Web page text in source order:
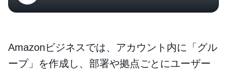
Amazonビジネスでは、アカウント内に「グル
ープ」を作成し、部署や拠点ごとにユーザー